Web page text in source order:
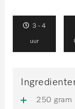
3 - 4
uur
250 gram